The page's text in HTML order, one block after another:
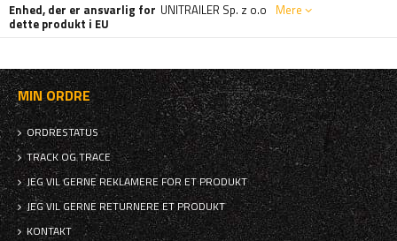
Enhed, der er ansvarlig for
dette produkt i EU
UNITRAILER Sp. z o.o Mere
MIN ORDRE
ORDRESTATUS
TRACK OG TRACE
JEG VIL GERNE REKLAMERE FOR ET PRODUKT
JEG VIL GERNE RETURNERE ET PRODUKT
KONTAKT